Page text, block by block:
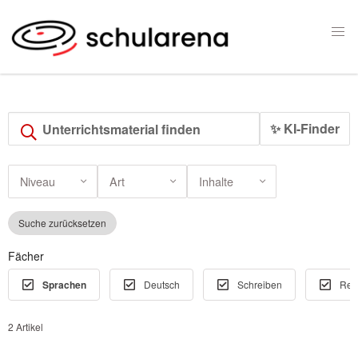
✨ KI-Finder
Niveau Art Inhalte
Suche zurücksetzen
Fächer
Sprachen Deutsch Schreiben
2 Artikel